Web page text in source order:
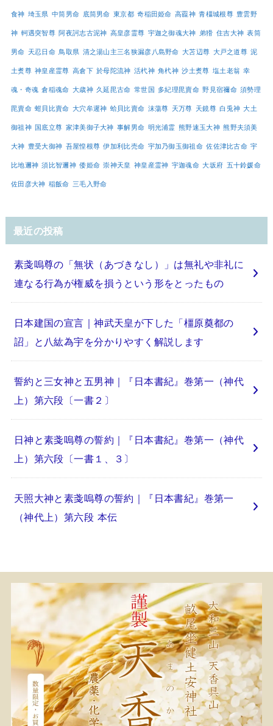
食神 埼玉県 中筒男命 底筒男命 東京都 奇稲田姫命 高龗神 青橿城根尊 豊雲野
神 軻遇突智尊 阿夜訶志古泥神 高皇彦霊尊 宇迦之御魂大神 弟猾 住吉大神 表筒
男命 天忍日命 鳥取県 清之湯山主三名狭漏彦八島野命 大苫辺尊 大戸之道尊 泥
土煑尊 神皇産霊尊 高倉下 於母陀流神 活杙神 角杙神 沙土煑尊 塩土老翁 幸
魂・奇魂 倉稲魂命 大歳神 久延毘古命 常世国 多紀理毘賣命 野見宿禰命 須勢理
毘賣命 蚶貝比賣命 大穴牟遲神 蛤貝比賣命 沫蕩尊 天万尊 天鏡尊 白兎神 大土
御祖神 国底立尊 家津美御子大神 事解男命 明光浦霊 熊野速玉大神 熊野夫須美
大神 豊受大御神 吾屋惶根尊 伊加利比売命 宇加乃御玉御祖命 佐佐津比古命 宇
比地邇神 須比智邇神 倭姫命 崇神天皇 神皇産霊神 宇迦魂命 大坂府 五十鈴媛命
佐田彦大神 稲飯命 三毛入野命
最近の投稿
素戔嗚尊の「無状（あづきなし）」は無礼や非礼に
連なる行為が権威を損うという形をとったもの
日本建国の宣言｜神武天皇が下した「橿原奠都の
詔」と八紘為宇を分かりやすく解説します
誓約と三女神と五男神｜『日本書紀』巻第一（神代
上）第六段〔一書２〕
日神と素戔嗚尊の誓約｜『日本書紀』巻第一（神代
上）第六段〔一書１、３〕
天照大神と素戔嗚尊の誓約｜『日本書紀』巻第一
（神代上）第六段 本伝